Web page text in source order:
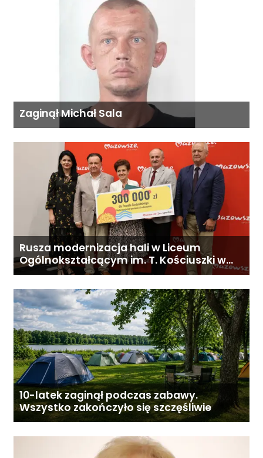
Zaginął Michał Sala
Rusza modernizacja hali w Liceum
Ogólnokształcącym im. T. Kościuszki w
Gostyninie
10-latek zaginął podczas zabawy.
Wszystko zakończyło się szczęśliwie